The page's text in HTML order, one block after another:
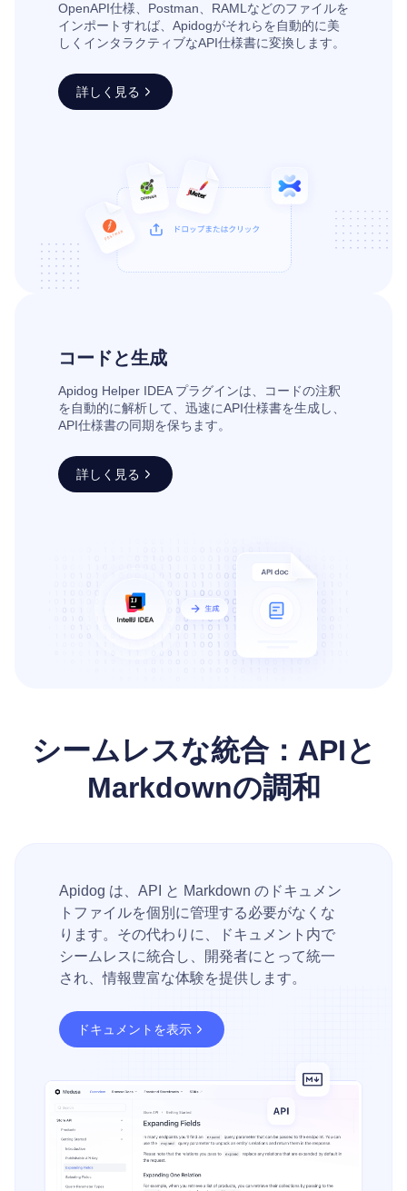
OpenAPI仕様、Postman、RAMLなどのファイルを
インポートすれば、Apidogがそれらを自動的に美
しくインタラクティブなAPI仕様書に変換します。
詳しく見る
コードと生成
Apidog Helper IDEA プラグインは、コードの注釈
を自動的に解析して、迅速にAPI仕様書を生成し、
API仕様書の同期を保ちます。
詳しく見る
シームレスな統合：APIと
Markdownの調和
Apidog は、API と Markdown のドキュメン
トファイルを個別に管理する必要がなくな
ります。その代わりに、ドキュメント内で
シームレスに統合し、開発者にとって統一
され、情報豊富な体験を提供します。
ドキュメントを表示